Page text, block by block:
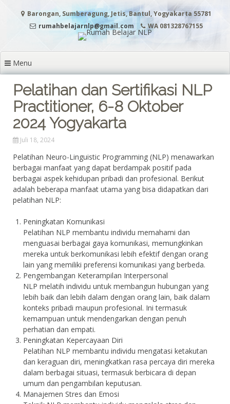
Barongan, Sumberagung, Jetis, Bantul, Yogyakarta 55781
rumahbelajarnlp@gmail.com
WA 081328767155
Menu
Pelatihan dan Sertifikasi NLP
Practitioner, 6-8 Oktober
2024 Yogyakarta
Juli 18, 2024
Pelatihan Neuro-Linguistic Programming (NLP) menawarkan
berbagai manfaat yang dapat berdampak positif pada
berbagai aspek kehidupan pribadi dan profesional. Berikut
adalah beberapa manfaat utama yang bisa didapatkan dari
pelatihan NLP:
Peningkatan Komunikasi
Pelatihan NLP membantu individu memahami dan
menguasai berbagai gaya komunikasi, memungkinkan
mereka untuk berkomunikasi lebih efektif dengan orang
lain yang memiliki preferensi komunikasi yang berbeda.
Pengembangan Keterampilan Interpersonal
NLP melatih individu untuk membangun hubungan yang
lebih baik dan lebih dalam dengan orang lain, baik dalam
konteks pribadi maupun profesional. Ini termasuk
kemampuan untuk mendengarkan dengan penuh
perhatian dan empati.
Peningkatan Kepercayaan Diri
Pelatihan NLP membantu individu mengatasi ketakutan
dan keraguan diri, meningkatkan rasa percaya diri mereka
dalam berbagai situasi, termasuk berbicara di depan
umum dan pengambilan keputusan.
Manajemen Stres dan Emosi